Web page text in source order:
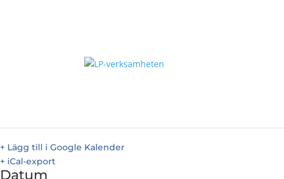
LP-Gudstjänst i Norrköping
+ Lägg till i Google Kalender
+ iCal-export
Datum